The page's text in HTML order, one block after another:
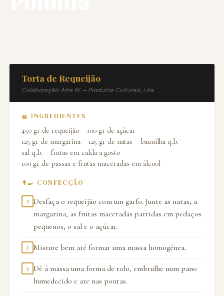
Torta de Requeijão
Colaboração: Arte W — Produtos Culturais, Lda.
🧺 INGREDIENTES
450 gr de requeijão
100 gr de açúcar
125 gr de margarina
125 gr de natas
baunilha q.b.
sal q.b.
frutas em calda a gosto
100 gr de passas e frutas maceradas em álcool
👨‍🍳 CONFECÇÃO
1
Desfaça o requeijão com um garfo. Junte as natas, a
margarina, as frutas maceradas partidas em pedaços
pequenos, o sal e o açúcar.
2 Misture bem até formar uma massa homogénea.
3
Dê à massa uma forma de rolo, embrulhe num pano
humedecido e ate nas pontas.